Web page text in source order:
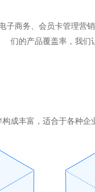
子商务、会员卡管理
们的产品覆盖率，我们
成丰富，适合于各种